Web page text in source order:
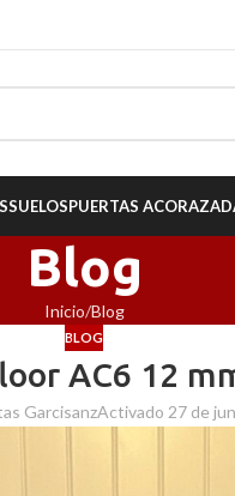
SUELOSPUERTAS
Blog
Inicio Blog
BLOG
AC6 12
GarcisanzActivado 27 de